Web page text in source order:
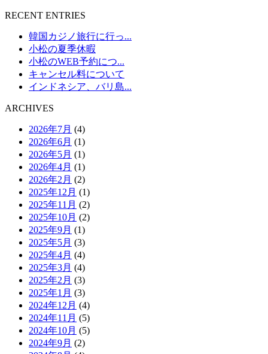
RECENT ENTRIES
韓国カジノ旅行に行っ...
小松の夏季休暇
小松のWEB予約につ...
キャンセル料について
インドネシア、バリ島...
ARCHIVES
2026年7月 (4)
2026年6月 (1)
2026年5月 (1)
2026年4月 (1)
2026年2月 (2)
2025年12月 (1)
2025年11月 (2)
2025年10月 (2)
2025年9月 (1)
2025年5月 (3)
2025年4月 (4)
2025年3月 (4)
2025年2月 (3)
2025年1月 (3)
2024年12月 (4)
2024年11月 (5)
2024年10月 (5)
2024年9月 (2)